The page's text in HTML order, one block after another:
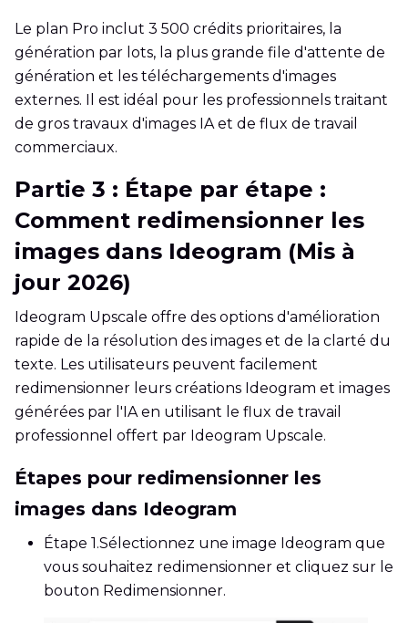
Le plan Pro inclut 3 500 crédits prioritaires, la
génération par lots, la plus grande file d'attente de
génération et les téléchargements d'images
externes. Il est idéal pour les professionnels traitant
de gros travaux d'images IA et de flux de travail
commerciaux.
Partie 3 : Étape par étape :
Comment redimensionner les
images dans Ideogram (Mis à
jour 2026)
Ideogram Upscale offre des options d'amélioration
rapide de la résolution des images et de la clarté du
texte. Les utilisateurs peuvent facilement
redimensionner leurs créations Ideogram et images
générées par l'IA en utilisant le flux de travail
professionnel offert par Ideogram Upscale.
Étapes pour redimensionner les
images dans Ideogram
Étape 1.Sélectionnez une image Ideogram que
vous souhaitez redimensionner et cliquez sur le
bouton Redimensionner.